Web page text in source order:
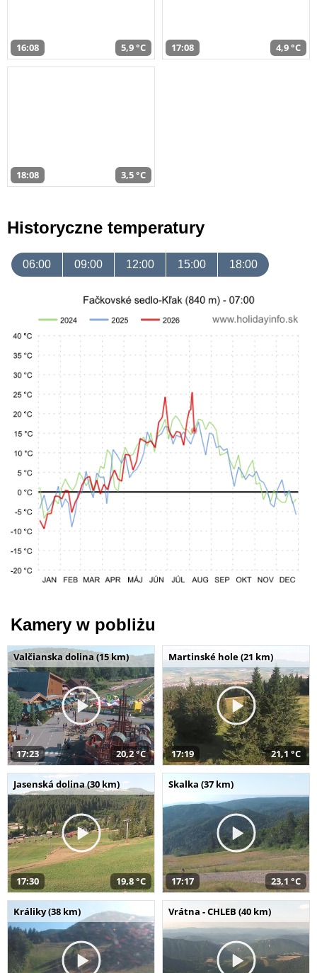
16:08 5,9 °C 17:08 4,9 °C
18:08 3,5 °C
Historyczne temperatury
06:00 09:00 12:00 15:00 18:00
Kamery w pobliżu
Valčianska dolina (15 km)
17:23 20,2 °C
Martinské hole (21 km)
17:19 21,1 °C
Jasenská dolina (30 km)
17:30 19,8 °C
Skalka (37 km)
17:17 23,1 °C
Králiky (38 km) Vrátna - CHLEB (40 km)